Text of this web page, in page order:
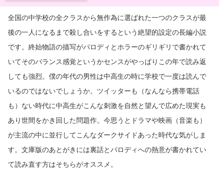
全国の中学校の全クラスから無作為に選ばれた一つのクラスが最
後の一人になるまで殺し合いをするという絶望的設定の長編小説
です。終始物語の描写がパロディとホラーのギリギリで書かれて
いてそのバランス感覚というかセンスがやっぱりこの年で読み返
しても強烈。僕の年代の男性は中高生の時に学校で一度は読んで
いるのではないでしょうか。ツイッターも（なんなら携帯電話
も）ない時代に中高生がこんな刺激を自然と望んで広めた現実も
あり世間をかき回した問題作。今思うとドラマや映画（音楽も）
が主流の中に並行してこんなダークサイドあった時代な気がしま
す。文庫版のあとがきには裏話とパロディへの熱意が書かれてい
て読み直す方はそちらがオススメ。